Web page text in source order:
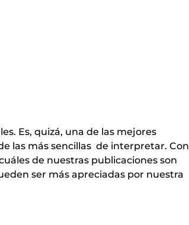
Es, quizá, una de las mejores
las más sencillas de interpretar. Con
de nuestras publicaciones son
ser más apreciadas por nuestra